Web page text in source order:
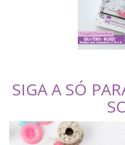
SIGA A SÓ